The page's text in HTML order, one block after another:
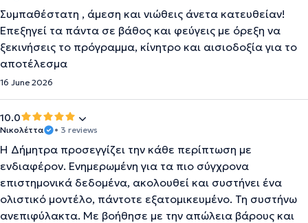
Συμπαθέστατη , άμεση και νιώθεις άνετα κατευθείαν!
Επεξηγεί τα πάντα σε βάθος και φεύγεις με όρεξη να
ξεκινήσεις το πρόγραμμα, κίνητρο και αισιοδοξία για το
αποτέλεσμα
16 June 2026
10.0
Νικολέττα • 3 reviews
Η Δήμητρα προσεγγίζει την κάθε περίπτωση με
ενδιαφέρον. Ενημερωμένη για τα πιο σύγχρονα
επιστημονικά δεδομένα, ακολουθεί και συστήνει ένα
ολιστικό μοντέλο, πάντοτε εξατομικευμένο. Τη συστήνω
ανεπιφύλακτα. Με βοήθησε με την απώλεια βάρους και